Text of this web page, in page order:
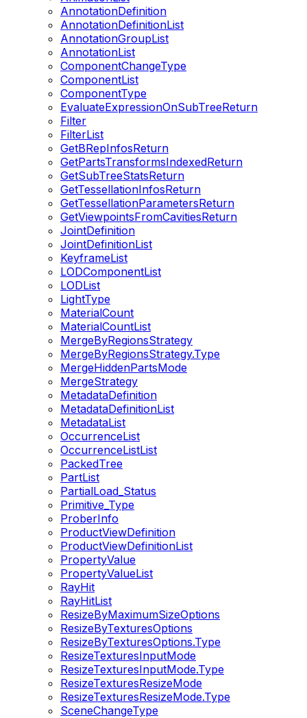
AnnotationDefinition
AnnotationDefinitionList
AnnotationGroupList
AnnotationList
ComponentChangeType
ComponentList
ComponentType
EvaluateExpressionOnSubTreeReturn
Filter
FilterList
GetBRepInfosReturn
GetPartsTransformsIndexedReturn
GetSubTreeStatsReturn
GetTessellationInfosReturn
GetTessellationParametersReturn
GetViewpointsFromCavitiesReturn
JointDefinition
JointDefinitionList
KeyframeList
LODComponentList
LODList
LightType
MaterialCount
MaterialCountList
MergeByRegionsStrategy
MergeByRegionsStrategy.Type
MergeHiddenPartsMode
MergeStrategy
MetadataDefinition
MetadataDefinitionList
MetadataList
OccurrenceList
OccurrenceListList
PackedTree
PartList
PartialLoad_Status
Primitive_Type
ProberInfo
ProductViewDefinition
ProductViewDefinitionList
PropertyValue
PropertyValueList
RayHit
RayHitList
ResizeByMaximumSizeOptions
ResizeByTexturesOptions
ResizeByTexturesOptions.Type
ResizeTexturesInputMode
ResizeTexturesInputMode.Type
ResizeTexturesResizeMode
ResizeTexturesResizeMode.Type
SceneChangeType